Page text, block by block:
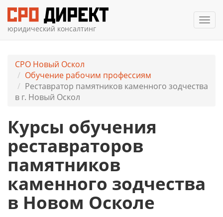
юридический консалтинг
СРО Новый Оскол
Обучение рабочим профессиям
Реставратор памятников каменного зодчества
в г. Новый Оскол
Курсы обучения
реставраторов
памятников
каменного зодчества
в Новом Осколе